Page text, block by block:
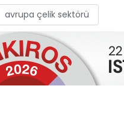
avrupa çelik sektörü